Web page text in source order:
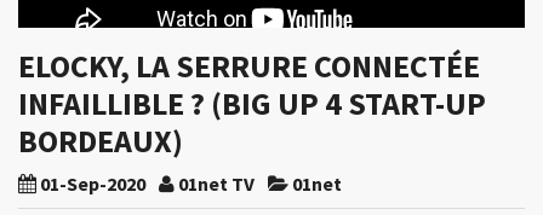
ELOCKY, LA SERRURE CONNECTÉE
INFAILLIBLE ? (BIG UP 4 START-UP
BORDEAUX)
01-Sep-2020 01net TV 01net